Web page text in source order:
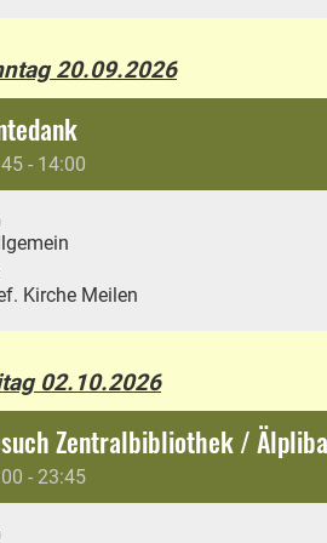
20.09.2026
- 14:00
Kirche Meilen
02.10.2026
Zentralbibliothek /
- 23:45